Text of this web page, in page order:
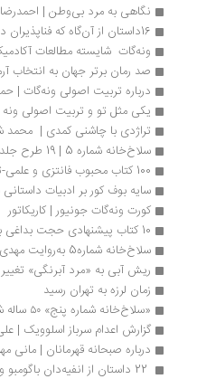
نگاهی به مرد بی‌وطن | احمدرضا
16داستان از آن‌گاه که فناپذیران در خواب‌اند
ونه‌گات  شایسته مطالعات
صد رمان برتر جهان به انتخاب
درباره تربیت اصولی ونه‌گات |
یکی مثل تو و تربیت اصولی
تراژدی با چاشنی کمدی |  محمد
سلاخ‌­خانه شماره 5 | 19 طرح جلد
100 کتاب محبوب فانتزی و علمی-تخیلی به انتخاب گودریدز
سایه بوف کور بر ادبیات داستانی
کورت ونه‌گات جونیور | کاریکاتور
10 کتاب پیشنهادی حجت بداغی برای روزهای کرونایی
سلاخ‌خانه شماره5 به‌روایت مهدی پاکدل | فیلم
ریش آبی به «مرد آبرنگی» تغییر
زمان لرزه به تهران رسید
«سلاخ‌خانه شماره پنج» ۵۰ ساله شد
گزارش اعدام سرباز اسلوویک |
درباره صبحانه قهرمانان | مانی